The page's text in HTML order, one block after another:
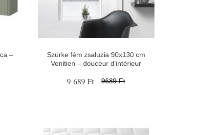
–
Szürke fém zsaluzia 90x130 cm
Venitien – douceur d'intérieur
9 689 Ft 9689 Ft